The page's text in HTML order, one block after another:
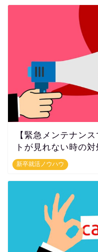
新卒就活ノウハウ
【緊急メンテナン
トが見れない時の